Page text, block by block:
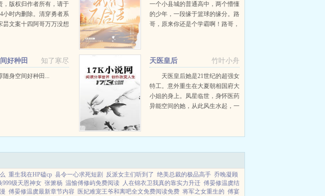
，版权归作者所有，请于
小时内删除。清穿勇者系
昙文案十四阿哥万万没想
年和少...
一个小县城的普通高中，两个懵懂
的少年，一段缘于篮球的缘分。路
哥，原来你还是个学霸啊！路哥，
温...
知了寒尽
好种田
随身空间好种田...
竹叶小舟
天医皇后
天医皇后她是21世纪的超强女
特工。意外重生在大夏朝相国府大
小姐的身上。凤星临世，身怀医药
异能空间的她，从此风生水起，一
重生我在HP磕cp 县令一心求死短剧 反派女主们听到了 绝美总裁的极品高手 乔晚凝顾
999级天恩神女 张箫杨 温愉傅修屿免费阅读 人在锦衣卫我真的靠实力升迁 傅晏修温虞结
傅晏修温虞最新章节内容 医妃难宠王爷和离吧全文免费阅读免费 将军之女重生的 傅宴